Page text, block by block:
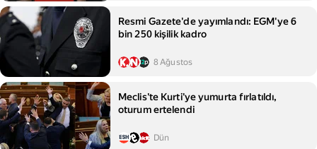
Resmi Gazete'de yayımlandı: EGM'ye 6
bin 250 kişilik kadro
8 Ağustos
Meclis'te Kurti'ye yumurta fırlatıldı,
oturum ertelendi
Dün